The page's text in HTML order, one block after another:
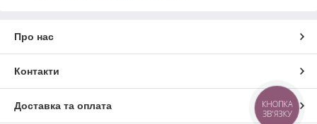
Про нас
Контакти
Доставка та оплата
КНОПКА
ЗВ'ЯЗКУ